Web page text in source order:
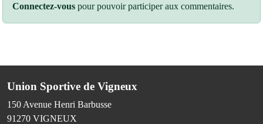
Connectez-vous pour pouvoir participer aux commentaires.
Union Sportive de Vigneux
150 Avenue Henri Barbusse
91270 VIGNEUX